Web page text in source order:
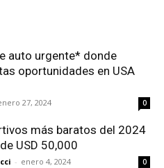
auto urgente* donde
oportunidades en USA
27, 2024 0
más baratos del 2024
USD 50,000
- enero 4, 2024 0